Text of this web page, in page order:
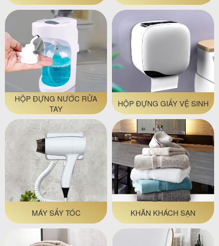
HỘP ĐỰNG NƯỚC RỬA
TAY
HỘP ĐỰNG GIẤY VỆ SINH
MÁY SẤY TÓC KHĂN KHÁCH SẠN